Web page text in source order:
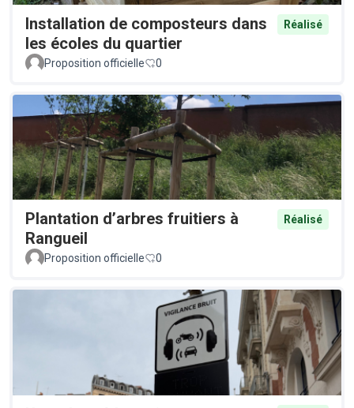
Installation de composteurs dans
les écoles du quartier
Réalisé
Proposition officielle 0
Plantation d’arbres fruitiers à
Rangueil
Réalisé
Proposition officielle 0